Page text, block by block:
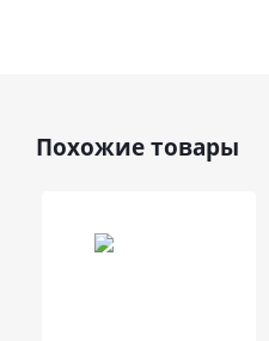
Похожие товары